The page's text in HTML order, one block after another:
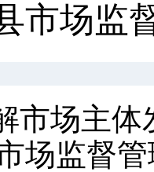
市场监
市场主
场监督